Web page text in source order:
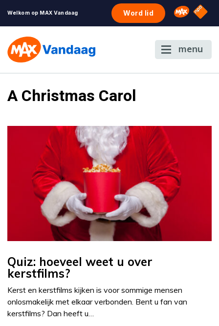
Welkom op MAX Vandaag Word lid Omroep
NPO
menu
A Christmas Carol
Quiz: hoeveel weet u over
kerstfilms?
Kerst en kerstfilms kijken is voor sommige mensen
onlosmakelijk met elkaar verbonden. Bent u fan van
kerstfilms? Dan heeft u…